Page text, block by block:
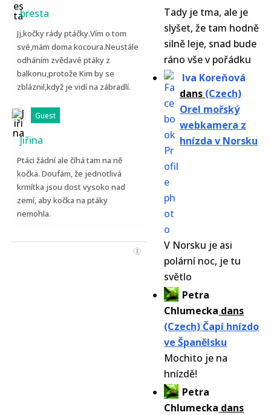
Tady je tma, ale je
slyšet, že tam hodně
silně leje, snad bude
ráno vše v pořádku
Iva Koreňová
dans (Czech)
Orel mořský
webkamera z
hnízda v Norsku
V Norsku je asi
polární noc, je tu
světlo
Petra
Chlumecka dans
(Czech) Čapí hnízdo
ve Španělsku
Mochito je na
hnízdě!
Petra
Chlumecka dans
bresta
Jj,kočky rády ptáčky.Vím o tom
své,mám doma kocoura.Neustále
odháním zvědavé ptáky z
balkonu,protože Kim by se
zbláznil,když je vidí na zábradlí.
Guest
Jiřina
Ptáci žádní ale číhá tam na ně
kočka. Doufám, že jednotlivá
krmítka jsou dost vysoko nad
zemí, aby kočka na ptáky
nemohla.